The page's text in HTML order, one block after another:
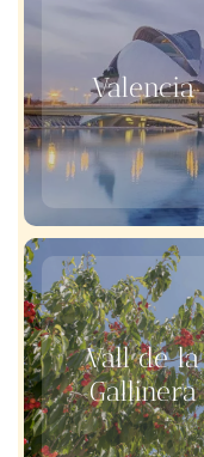
Valencia
Vall de la
Gallinera